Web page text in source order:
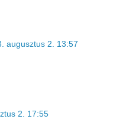
augusztus 2. 13:57
2. 17:55